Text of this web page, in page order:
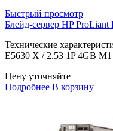
Быстрый просмотр
Блейд-сервер HP ProLiant
Технические
E5630 X / 2.53 1P 4GB
Цену уточняйте
Подробнее В корзину